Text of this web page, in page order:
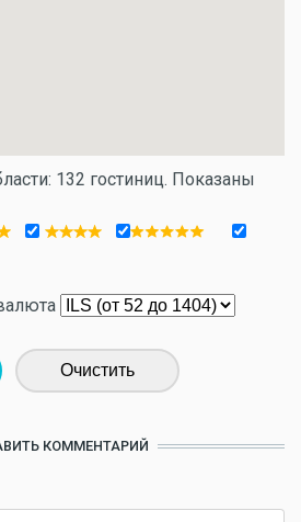
132 гостиниц. Показаны
Очистить
КОММЕНТАРИЙ